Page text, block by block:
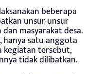
beberapa
unsur-unsur
masyarakat desa.
satu anggota
kegiatan tersebut,
tidak dilibatkan.